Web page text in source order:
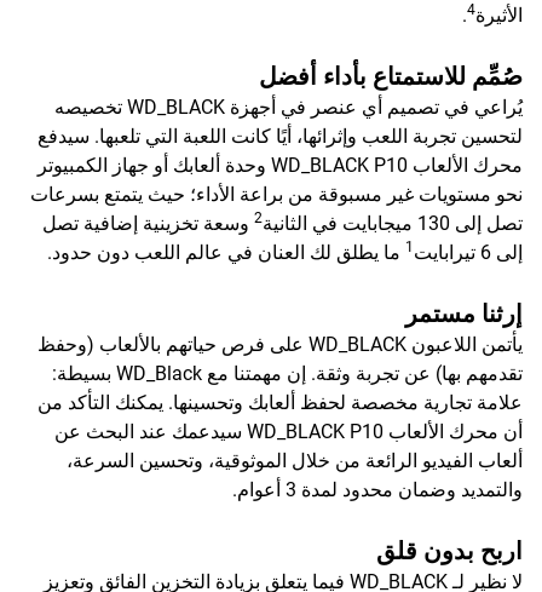
الأثيرة4
.
صُمِّم للاستمتاع بأداء أفضل
يُراعي في تصميم أي عنصر في أجهزة WD_BLACK تخصيصه
لتحسين تجربة اللعب وإثرائها، أيًا كانت اللعبة التي تلعبها. سيدفع
محرك الألعاب WD_BLACK P10 وحدة ألعابك أو جهاز الكمبيوتر
نحو مستويات غير مسبوقة من براعة الأداء؛ حيث يتمتع بسرعات
تصل إلى 130 ميجابايت في الثانية
2 وسعة تخزينية إضافية تصل
إلى 6 تيرابايت
1 ما يطلق لك العنان في عالم اللعب دون حدود.
إرثنا مستمر
يأتمن اللاعبون WD_BLACK على فرص حياتهم بالألعاب (وحفظ
تقدمهم بها) عن تجربة وثقة. إن مهمتنا مع WD_Black بسيطة:
علامة تجارية مخصصة لحفظ ألعابك وتحسينها. يمكنك التأكد من
أن محرك الألعاب WD_BLACK P10 سيدعمك عند البحث عن
ألعاب الفيديو الرائعة من خلال الموثوقية، وتحسين السرعة،
والتمديد وضمان محدود لمدة 3 أعوام.
اربح بدون قلق
لا نظير لـ WD_BLACK فيما يتعلق بزيادة التخزين الفائق وتعزيز